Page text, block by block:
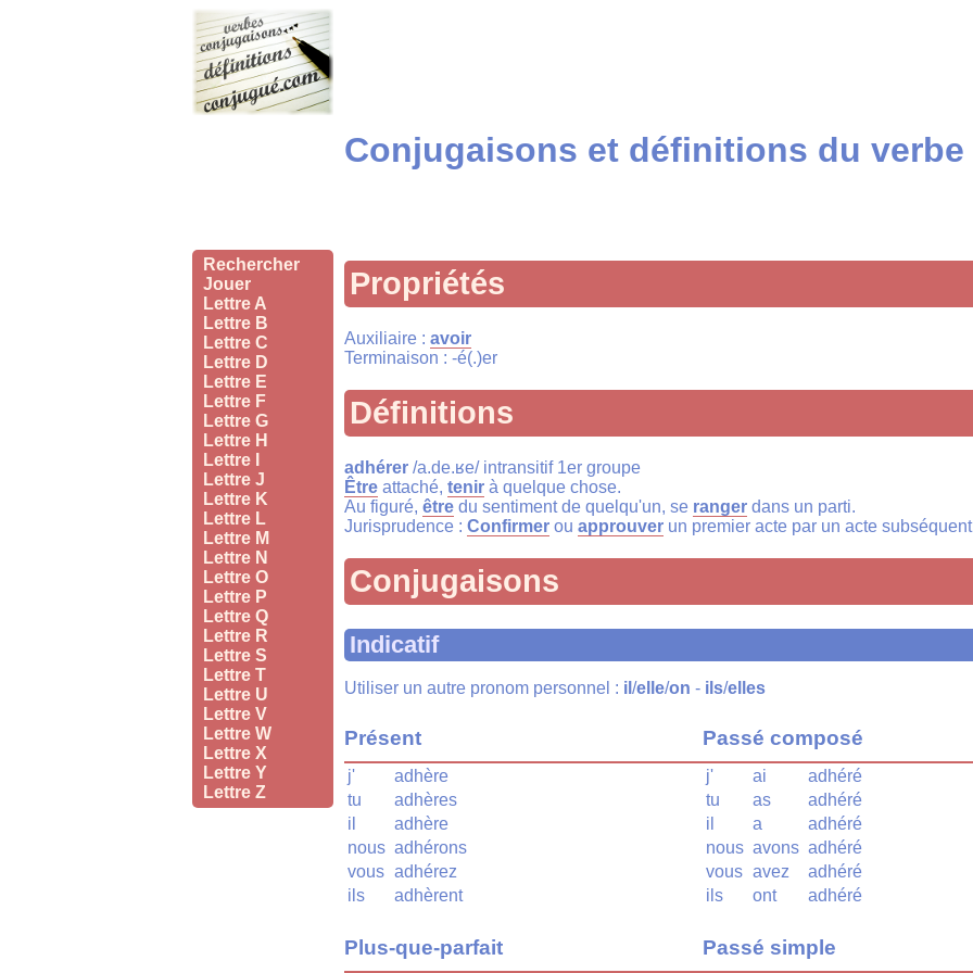
Rechercher
Jouer
Lettre A
Lettre B
Lettre C
Lettre D
Lettre E
Lettre F
Lettre G
Lettre H
Lettre I
Lettre J
Lettre K
Lettre L
Lettre M
Lettre N
Lettre O
Lettre P
Lettre Q
Lettre R
Lettre S
Lettre T
Lettre U
Lettre V
Lettre W
Lettre X
Lettre Y
Lettre Z
Conjugaisons et définitions du verbe
Propriétés
Auxiliaire : avoir
Terminaison : -é(.)er
Définitions
adhérer /a.de.ʁe/ intransitif 1er groupe
Être attaché, tenir à quelque chose.
Au figuré, être du sentiment de quelqu'un, se ranger dans un parti.
Jurisprudence : Confirmer ou approuver un premier acte par un acte
Conjugaisons
Indicatif
Utiliser un autre pronom personnel : il /elle/on - ils/elles
Présent
j'
adhère
tu
adhères
il
adhère
nous adhérons
vous adhérez
ils
adhèrent
Plus-que-parfait
Passé composé
j' ai
adhéré
tu
as
adhéré
il
a
adhéré
nous avons adhéré
vous avez
adhéré
ils
ont adhéré
Passé simple